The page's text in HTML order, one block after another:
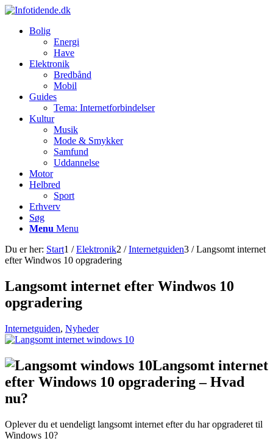
Bolig
Energi
Have
Elektronik
Bredbånd
Mobil
Guides
Tema: Internetforbindelser
Kultur
Musik
Mode & Smykker
Samfund
Uddannelse
Motor
Helbred
Sport
Erhverv
Søg
Menu Menu
Du er her: Start1 / Elektronik2 / Internetguiden3 / Langsomt internet
efter Windwos 10 opgradering
Langsomt internet efter Windwos 10
opgradering
Internetguiden, Nyheder
Langsomt internet
efter Windows 10 opgradering – Hvad
nu?
Oplever du et uendeligt langsomt internet efter du har opgraderet til
Windows 10?